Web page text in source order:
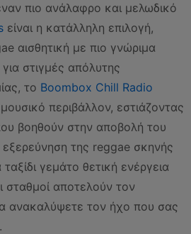
πιο ανάλαφρο και μελωδικό
είναι η κατάλληλη επιλογή,
αισθητική με πιο γνώριμα
στιγμές απόλυτης
το Boombox Chill Radio
περιβάλλον, εστιάζοντας
βοηθούν στην αποβολή του
της reggae σκηνής
γεμάτο θετική ενέργεια
σταθμοί αποτελούν τον
ανακαλύψετε τον ήχο που σας